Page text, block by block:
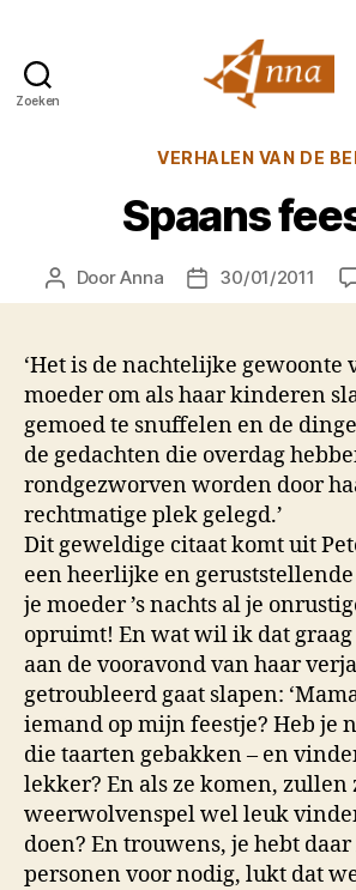
Zoeken
van
VERHALEN VAN DE
Spaans
Berichtauteur
DoorAnna Berichtdatum
30/01/2011
‘Het is de nachtelijke gewoonte
moeder om als haar kinderen
gemoed te snuffelen en de
de gedachten die overdag
rondgezworven worden door
rechtmatige plek gelegd.’
Dit geweldige citaat komt uit
een heerlijke en
je moeder ’s nachts al je
opruimt! En wat wil ik dat graag
aan de vooravond van haar
getroubleerd gaat slapen:
iemand op mijn feestje? Heb je
die taarten gebakken – en
lekker? En als ze komen, zullen
weerwolvenspel wel leuk
doen? En trouwens, je hebt
personen voor nodig, lukt dat